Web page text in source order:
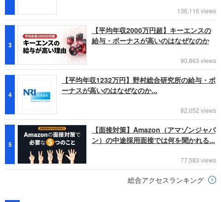
136,116 views
3
【平均年収2000万円超】キーエンスの
給与・ボーナスが高いのはなぜなのか
90,863 views
4
【平均年収1232万円】野村総合研究所の給与・ボ
ーナスが高いのはなぜなのか...
82,052 views
5
【面接対策】Amazon（アマゾンジャパ
ン）の中途採用面接では何を聞かれる...
77,583 views
総合アクセスランキング